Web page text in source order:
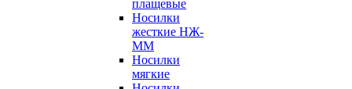
плащевые
Носилки
жесткие НЖ-
ММ
Носилки
мягкие